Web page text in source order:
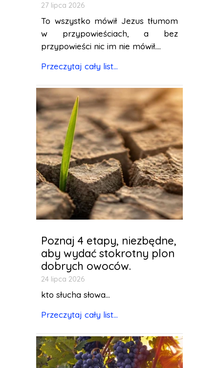
27 lipca 2026
To wszystko mówił Jezus tłumom
w przypowieściach, a bez
przypowieści nic im nie mówił....
Przeczytaj cały list...
Poznaj 4 etapy, niezbędne,
aby wydać stokrotny plon
dobrych owoców.
24 lipca 2026
kto słucha słowa...
Przeczytaj cały list...